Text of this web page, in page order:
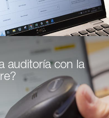
auditoría con la